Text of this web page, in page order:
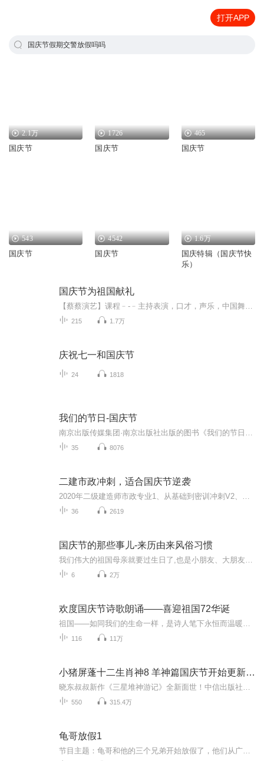
打开APP
国庆节假期交警放假吗吗
2.1万
国庆节
1726
国庆节
465
国庆节
543
国庆节
4542
国庆节
1.6万
国庆特辑（国庆节快
乐）
国庆节为祖国献礼
215 1.7万
庆祝七一和国庆节
24 1818
我们的节日-国庆节
35 8076
二建市政冲刺，适合国庆节逆袭
36 2619
国庆节的那些事儿-来历由来风俗习惯
6 2万
欢度国庆节诗歌朗诵——喜迎祖国72华诞
116 11万
小猪屏蓬十二生肖神8 羊神篇国庆节开始更新啦！
550 315.4万
龟哥放假1